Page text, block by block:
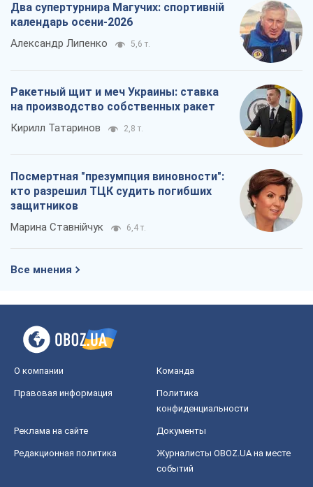
Два супертурнира Магучих: спортивній
календарь осени-2026
Александр Липенко 5,6 т.
Ракетный щит и меч Украины: ставка
на производство собственных ракет
Кирилл Татаринов 2,8 т.
Посмертная "презумпция виновности":
кто разрешил ТЦК судить погибших
защитников
Марина Ставнійчук 6,4 т.
Все мнения
О компании Команда
Правовая информация
Политика
конфиденциальности
Реклама на сайте Документы
Редакционная политика
Журналисты OBOZ.UA на месте
событий